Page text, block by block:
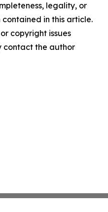
legality, or
in this article.
copyright issues
contact the author